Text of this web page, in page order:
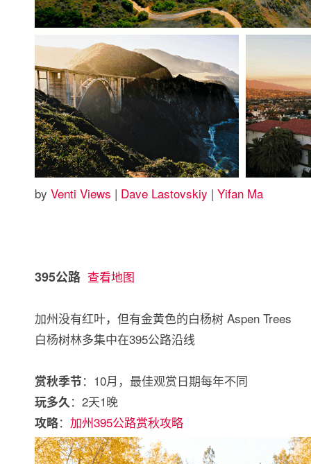
by Venti Views | Dave Lastovskiy | Yifan Ma
395公路 查看地图
加州没有红叶，但有金黄色的白杨树 Aspen Trees
白杨树林多集中在395公路沿线
赏秋季节：10月，最佳观赏日期每年不同
玩多久：2天1晚
攻略： 加州395公路赏秋攻略